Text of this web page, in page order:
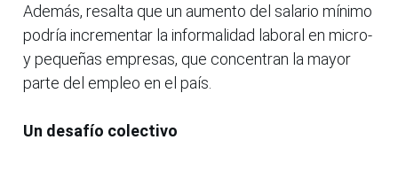
Además, resalta que un aumento del salario mínimo
podría incrementar la informalidad laboral en micro-
y pequeñas empresas, que concentran la mayor
parte del empleo en el país.
Un desafío colectivo